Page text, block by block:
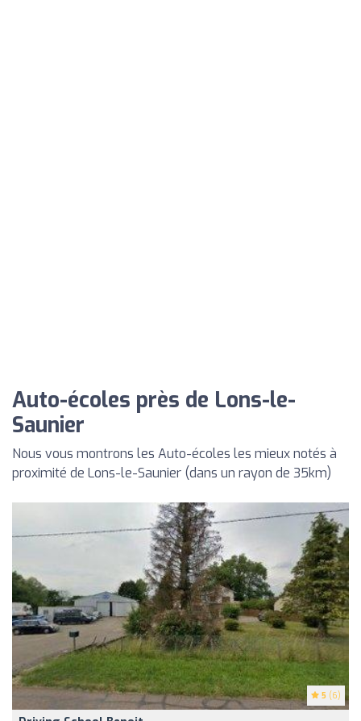
Auto-écoles près de Lons-le-
Saunier
Nous vous montrons les Auto-écoles les mieux notés à
proximité de Lons-le-Saunier (dans un rayon de 35km)
5 (6)